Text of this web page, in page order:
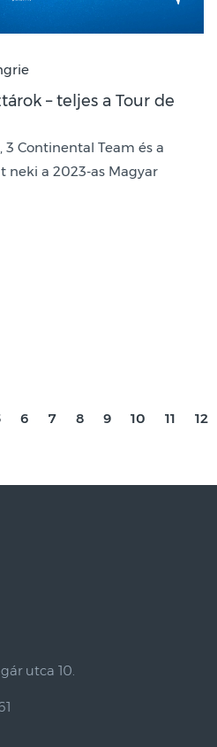
– teljes a Tour de
3 Continental Team és a
neki a 2023-as Magyar
6 7 8 9 10 11 12
utca 10.